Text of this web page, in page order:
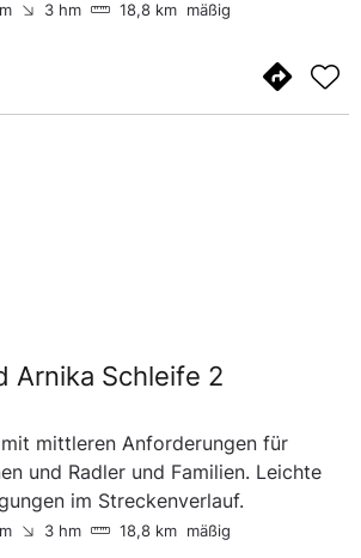
3 hm 18,8 km mäßig
Arnika Schleife 2
mittleren Anforderungen für
und Radler und Familien. Leichte
im Streckenverlauf.
3 hm 18,8 km mäßig